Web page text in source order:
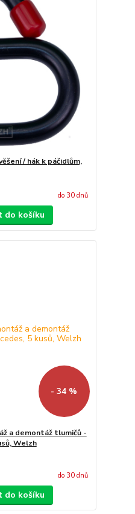
/ hák k páčidlům,
do 30 dnů
do košíku
- 34 %
a demontáž tlumičů -
Welzh
do 30 dnů
do košíku